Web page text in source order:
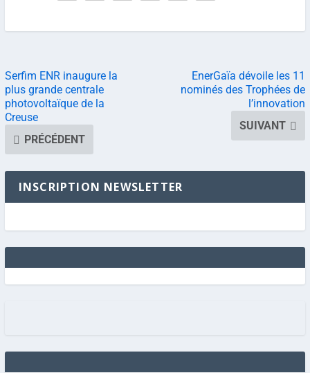
Serfim ENR inaugure la
plus grande centrale
photovoltaïque de la
Creuse
PRÉCÉDENT
EnerGaïa dévoile les 11
nominés des Trophées de
l’innovation
SUIVANT
INSCRIPTION NEWSLETTER